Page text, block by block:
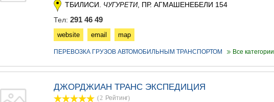
ТБИЛИСИ. ЧУГУРЕТИ, ПР. АГМАШЕНЕБЕЛИ 154
Тел: 291 46 49
website email map
ПЕРЕВОЗКА ГРУЗОВ АВТОМОБИЛЬНЫМ ТРАНСПОРТОМ Все категории
ДЖОРДЖИАН ТРАНС ЭКСПЕДИЦИЯ
(2 Рейтинг)